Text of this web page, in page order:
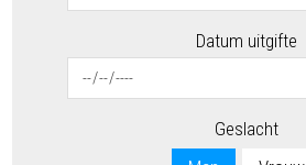
Datum uitgifte
Geslacht